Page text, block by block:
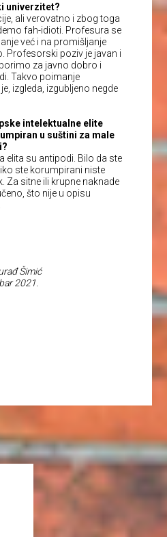
univerzitet?
ali verovatno i zbog toga
fah-idioti. Profesura se
već i na promišljanje
Profesorski poziv je javan i
za javno dobro i
Takvo poimanje
izgleda, izgubljeno negde
intelektualne elite
u suštini za male
elita su antipodi. Bilo da ste
ste korumpirani niste
Za sitne ili krupne naknade
što nije u opisu
Šimić
2021.